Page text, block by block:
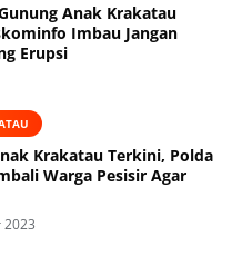
Anak Krakatau
Imbau Jangan
Erupsi
Krakatau Terkini, Polda
Warga Pesisir Agar
2023